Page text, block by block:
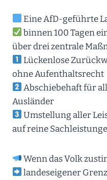
Eine AfD-geführte
binnen 100 Tagen
über drei zentrale
Lückenlose
ohne Aufenthaltsrecht
Abschiebehaft für
Ausländer
Umstellung aller
auf reine
Wenn das Volk
landeseigener